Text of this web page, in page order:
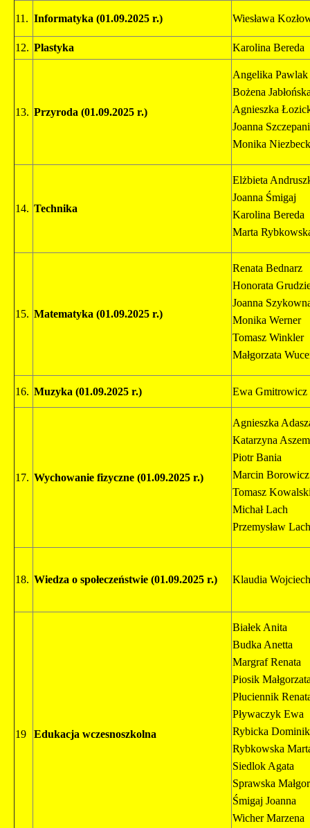
11. Informatyka (01.09.2025 r.) Wiesława
12. Plastyka Karolina Bereda
13. Przyroda (01.09.2025 r.)
Angelika Pawlak
Bożena
Agnieszka
Joanna
Monika
14. Technika
Elżbieta
Joanna Śmigaj
Karolina Bereda
Marta
15. Matematyka (01.09.2025 r.)
Renata Bednarz
Honorata
Joanna
Monika Werner
Tomasz Winkler
Małgorzata
16. Muzyka (01.09.2025 r.) Ewa Gmitrowicz
17. Wychowanie fizyczne (01.09.2025 r.)
Agnieszka
Katarzyna
Piotr Bania
Marcin Borowicz
Tomasz
Michał Lach
Przemysław Lach
18. Wiedza o społeczeństwie (01.09.2025 r.) Klaudia
19 Edukacja wczesnoszkolna
Białek Anita
Budka Anetta
Margraf Renata
Piosik
Płuciennik
Pływaczyk Ewa
Rybicka
Rybkowska
Siedlok Agata
Sprawska
Śmigaj Joanna
Wicher Marzena